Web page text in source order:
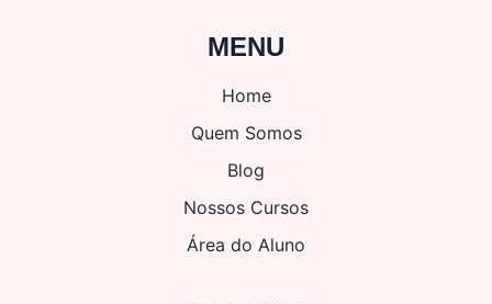
MENU
Home
Quem Somos
Blog
Nossos Cursos
Área do Aluno